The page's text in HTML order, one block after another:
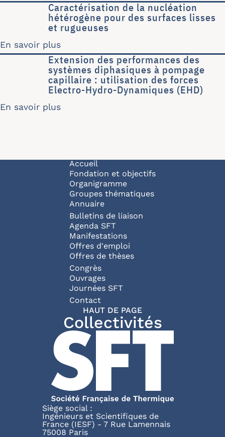
Caractérisation de la nucléation
hétérogène pour des surfaces lisses
et rugueuses
En savoir plus
Extension des performances des
systèmes diphasiques à pompage
capillaire : utilisation des forces
Electro-Hydro-Dynamiques (EHD)
En savoir plus
Navigation principale
Accueil
Fondation et objectifs
Organigramme
Groupes thématiques
Annuaire
Bulletins de liaison
Agenda SFT
Manifestations
Offres d'emploi
Offres de thèses
Congrès
Ouvrages
Journées SFT
Pied de page
Contact
HAUT DE PAGE
Collectivités
Siège social :
Ingénieurs et Scientifiques de
France (IESF) - 7 Rue Lamennais
75008 Paris